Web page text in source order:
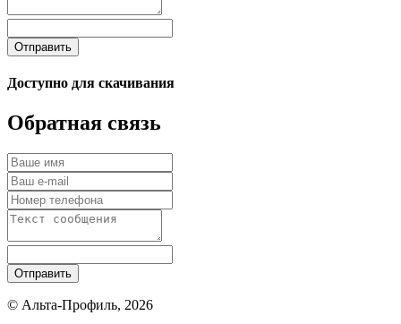
Отправить
Доступно для скачивания
Обратная связь
Отправить
© Альта-Профиль, 2026